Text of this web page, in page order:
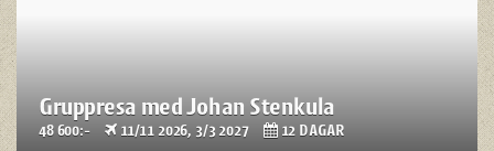
Gruppresa med Johan Stenkula
48 600:- 11/11 2026, 3/3 2027 12 DAGAR